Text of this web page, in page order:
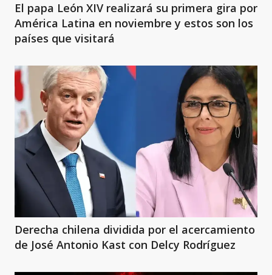
El papa León XIV realizará su primera gira por
América Latina en noviembre y estos son los
países que visitará
Derecha chilena dividida por el acercamiento
de José Antonio Kast con Delcy Rodríguez